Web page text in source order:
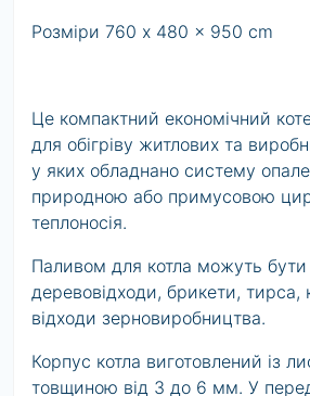
Розміри 760 x 480 x 950 cm
Це компактний економічний
для обігріву житлових та
у яких обладнано систему
природною або примусовою
теплоносія.
Паливом для котла можуть
деревовідходи, брикети, тирса,
відходи зерновиробництва.
Корпус котла виготовлений із
товщиною від 3 до 6 мм. У